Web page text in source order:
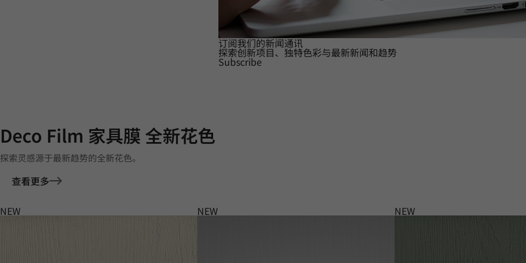
订阅我们的新闻通讯
探索创新项目、独特色彩与最新新闻和趋势
Subscribe
Deco Film 家具膜 全新花色
探索灵感源于最新趋势的全新花色。
查看更多
NEW NEW NEW